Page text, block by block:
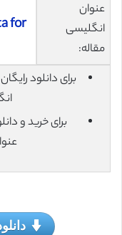
عنوان
انگلیسی
مقاله:
for
برای خرید و